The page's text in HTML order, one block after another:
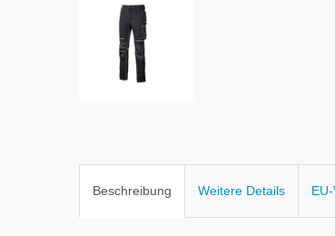
Beschreibung Weitere Details